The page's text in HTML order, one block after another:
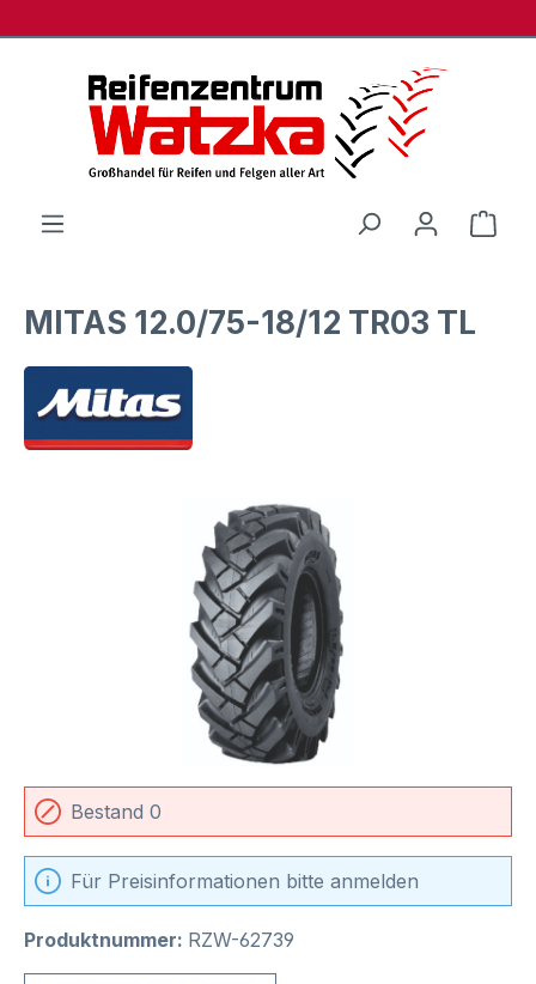
MITAS 12.0/75-18/12 TR03 TL
Bildergalerie überspringen
Bestand 0
Für Preisinformationen bitte anmelden
Produktnummer: RZW-62739